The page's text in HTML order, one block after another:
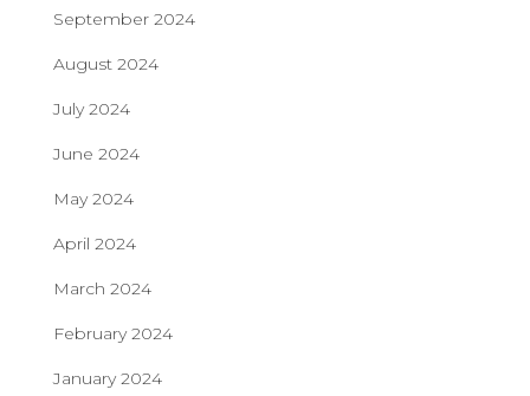
September 2024
August 2024
July 2024
June 2024
May 2024
April 2024
March 2024
February 2024
January 2024